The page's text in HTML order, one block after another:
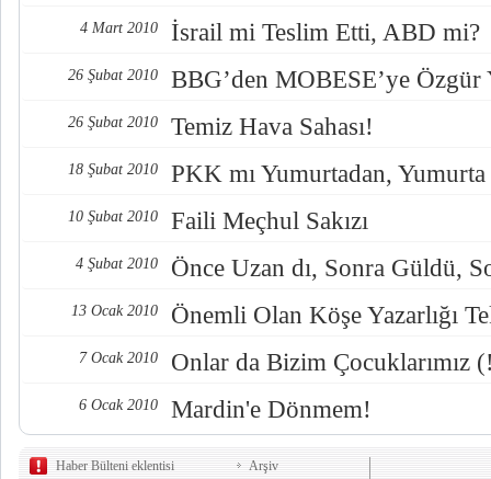
4 Mart 2010 İsrail mi Teslim Etti, ABD mi?
26 Şubat 2010 BBG’den MOBESE’ye Özgür
26 Şubat 2010 Temiz Hava Sahası!
18 Şubat 2010 PKK mı Yumurtadan,
10 Şubat 2010 Faili Meçhul Sakızı
4 Şubat 2010 Önce Uzan dı, Sonra Güldü,
13 Ocak 2010 Önemli Olan Köşe Yazarlığı
7 Ocak 2010 Onlar da Bizim Çocuklarımız
6 Ocak 2010 Mardin'e Dönmem!
Haber Bülteni eklentisi
Arşiv